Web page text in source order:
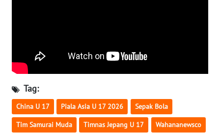
Tag:
China U 17 Piala Asia U 17 2026 Sepak Bola
Tim Samurai Muda Timnas Jepang U 17 Wahananewsco
WN
PAPUA
WN
RIAU